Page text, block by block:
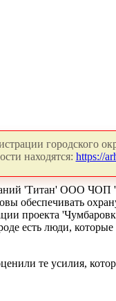
городского
находятся: https://
'Титан' ООО
проекта
есть люди,
те усилия,